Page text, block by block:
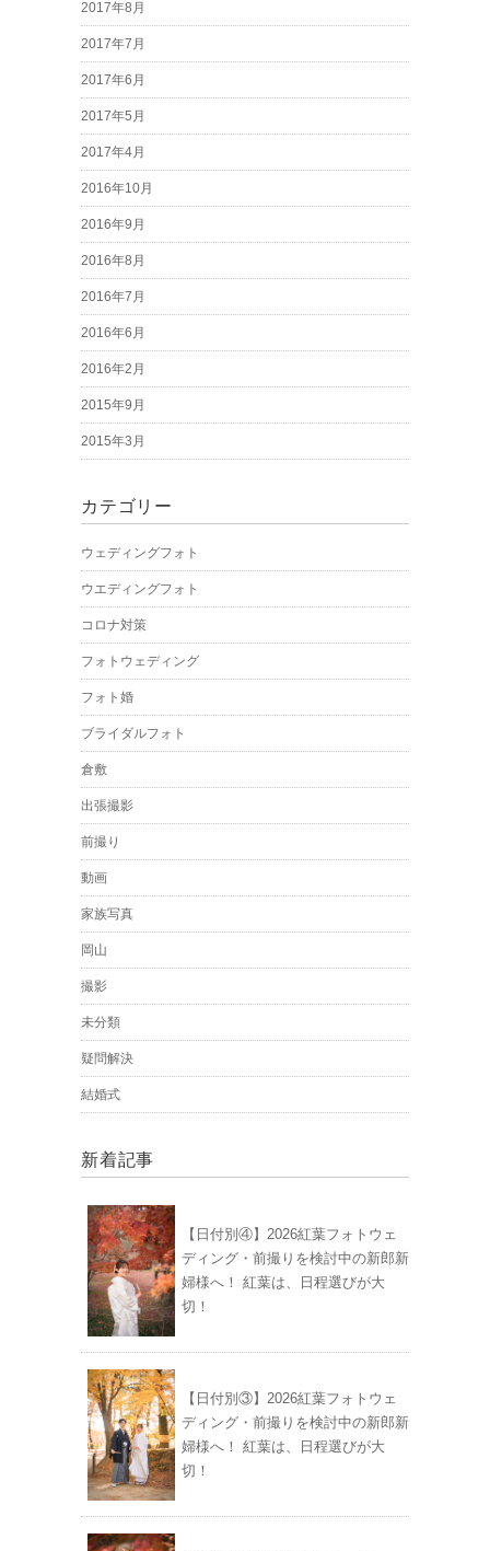
2017年8月
2017年7月
2017年6月
2017年5月
2017年4月
2016年10月
2016年9月
2016年8月
2016年7月
2016年6月
2016年2月
2015年9月
2015年3月
カテゴリー
ウェディングフォト
ウエディングフォト
コロナ対策
フォトウェディング
フォト婚
ブライダルフォト
倉敷
出張撮影
前撮り
動画
家族写真
岡山
撮影
未分類
疑問解決
結婚式
新着記事
【日付別④】2026紅葉フォトウェ
ディング・前撮りを検討中の新郎新
婦様へ！ 紅葉は、日程選びが大
切！
【日付別③】2026紅葉フォトウェ
ディング・前撮りを検討中の新郎新
婦様へ！ 紅葉は、日程選びが大
切！